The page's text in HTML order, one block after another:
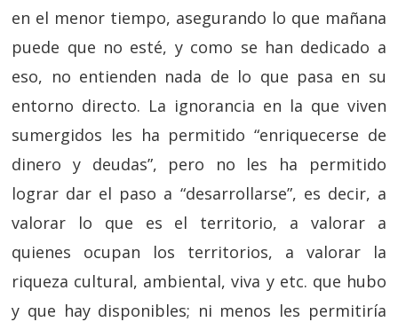
en el menor tiempo, asegurando lo que mañana
puede que no esté, y como se han dedicado a
eso, no entienden nada de lo que pasa en su
entorno directo. La ignorancia en la que viven
sumergidos les ha permitido “enriquecerse de
dinero y deudas”, pero no les ha permitido
lograr dar el paso a “desarrollarse”, es decir, a
valorar lo que es el territorio, a valorar a
quienes ocupan los territorios, a valorar la
riqueza cultural, ambiental, viva y etc. que hubo
y que hay disponibles; ni menos les permitiría